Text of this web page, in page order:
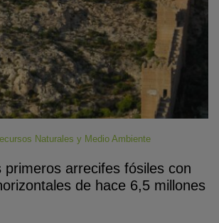
Naturales y Medio Ambiente
primeros arrecifes fósiles con
de hace 6,5 millones